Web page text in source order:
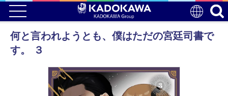
何と言われようとも、僕はただの宮廷司書で
す。 ３